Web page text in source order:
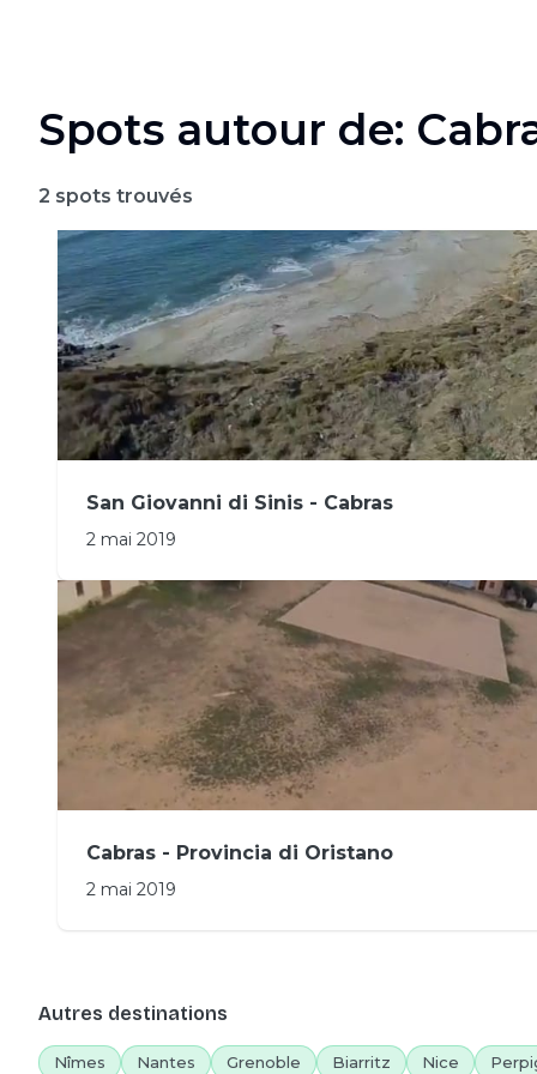
Spots autour de:
2 spots trouvés
San Giovanni di Sinis - Cabras
2 mai 2019
Cabras - Provincia di Oristano
2 mai 2019
Autres destinations
Nîmes Nantes Grenoble Biarritz Nice